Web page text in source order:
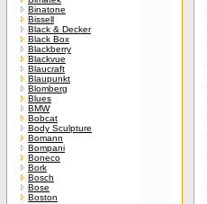
Binatone
Bissell
Black & Decker
Black Box
Blackberry
Blackvue
Blaucraft
Blaupunkt
Blomberg
Blues
BMW
Bobcat
Body Sculpture
Bomann
Bompani
Boneco
Bork
Bosch
Bose
Boston